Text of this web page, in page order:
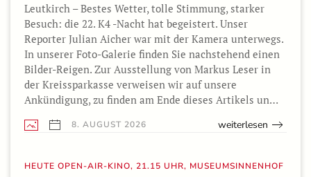
Leutkirch – Bestes Wetter, tolle Stimmung, starker
Besuch: die 22. K4 -Nacht hat begeistert. Unser
Reporter Julian Aicher war mit der Kamera unterwegs.
In unserer Foto-Galerie finden Sie nachstehend einen
Bilder-Reigen. Zur Ausstellung von Markus Leser in
der Kreissparkasse verweisen wir auf unsere
Ankündigung, zu finden am Ende dieses Artikels un…
8. AUGUST 2026 weiterlesen
HEUTE OPEN-AIR-KINO, 21.15 UHR, MUSEUMSINNENHOF